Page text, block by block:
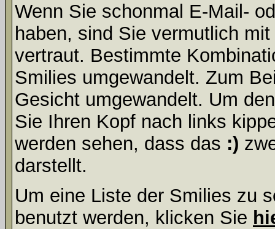
Wenn Sie schonmal E-Mail-
haben, sind Sie vermutlich
vertraut. Bestimmte
Smilies umgewandelt. Zum
Gesicht umgewandelt. Um
Sie Ihren Kopf nach links
werden sehen, dass das :)
darstellt.
Um eine Liste der Smilies zu
benutzt werden, klicken Sie